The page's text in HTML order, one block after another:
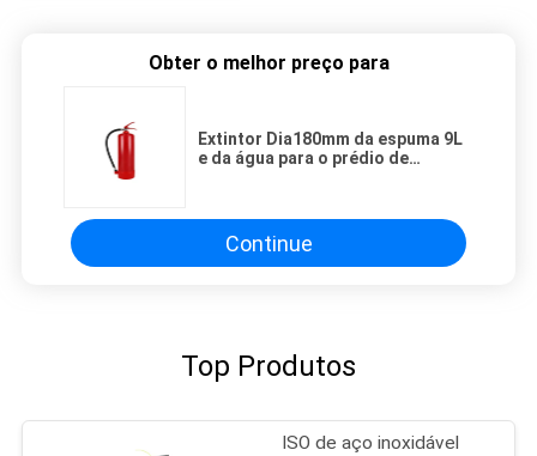
Obter o melhor preço para
Extintor Dia180mm da espuma 9L
e da água para o prédio de
Continue
Top Produtos
ISO de aço inoxidável